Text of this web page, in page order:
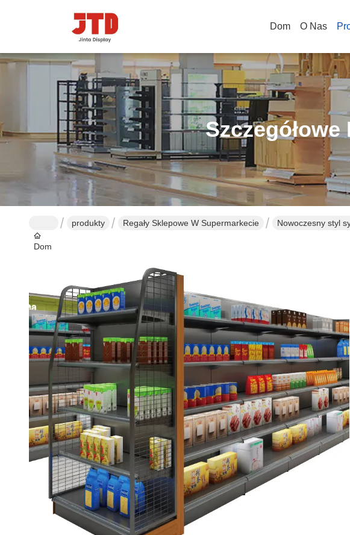
Dom O Nas
Dom
produkty Regały Sklepowe W Supermarkecie Nowoczesny styl